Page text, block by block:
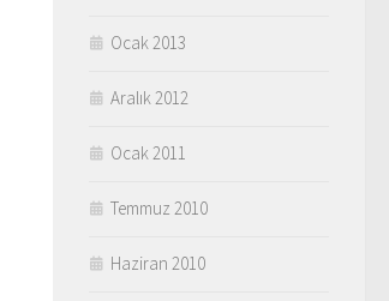
Ocak 2013
Aralık 2012
Ocak 2011
Temmuz 2010
Haziran 2010